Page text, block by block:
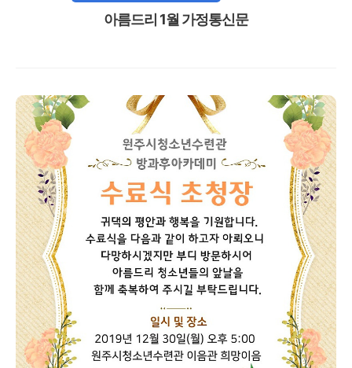
아름드리 1월 가정통신문